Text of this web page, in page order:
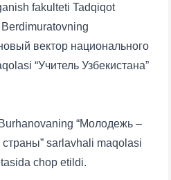
fakulteti Tadqiqot
вектор национального
“Учитель Узбекистана”
“Молодежь –
страны” sarlavhali maqolasi
chop etildi.